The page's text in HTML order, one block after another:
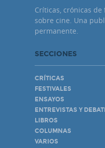
Críticas, crónicas
sobre cine. Una
permanente.
SECCIONES
CRÍTICAS
FESTIVALES
ENSAYOS
ENTREVISTAS Y
LIBROS
COLUMNAS
VARIOS